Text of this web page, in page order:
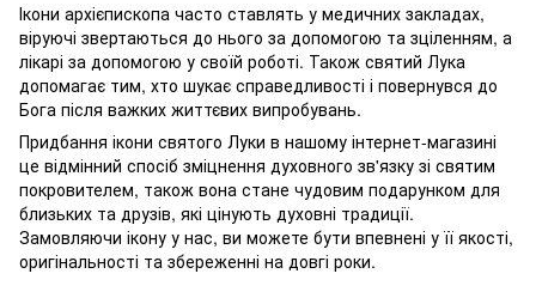
Ікони архієпископа часто ставлять у медичних закладах,
віруючі звертаються до нього за допомогою та зціленням, а
лікарі за допомогою у своїй роботі. Також святий Лука
допомагає тим, хто шукає справедливості і повернувся до
Бога після важких життєвих випробувань.
Придбання ікони святого Луки в нашому інтернет-магазині
це відмінний спосіб зміцнення духовного зв'язку зі святим
покровителем, також вона стане чудовим подарунком для
близьких та друзів, які цінують духовні традиції.
Замовляючи ікону у нас, ви можете бути впевнені у її якості,
оригінальності та збереженні на довгі роки.